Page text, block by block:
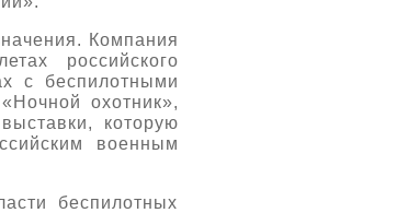
Компания
российского
с беспилотными
охотник»,
которую
военным
беспилотных